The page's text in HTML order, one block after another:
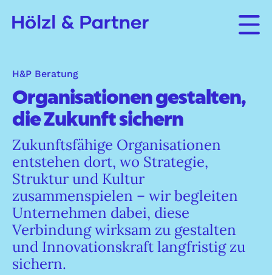
H&P Beratung
Organisationen gestalten,
die Zukunft sichern
Zukunftsfähige Organisationen
entstehen dort, wo Strategie,
Struktur und Kultur
zusammenspielen – wir begleiten
Unternehmen dabei, diese
Verbindung wirksam zu gestalten
und Innovationskraft langfristig zu
sichern.